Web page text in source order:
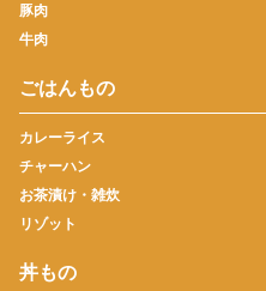
豚肉
牛肉
ごはんもの
カレーライス
チャーハン
お茶漬け・雑炊
リゾット
丼もの